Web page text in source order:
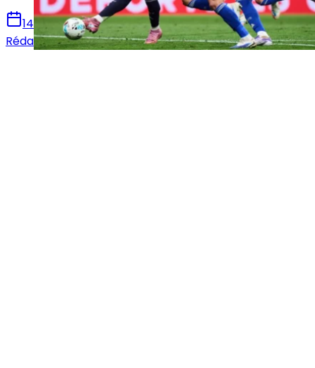
14 mai 2026
Rédaction Le Journal du Real